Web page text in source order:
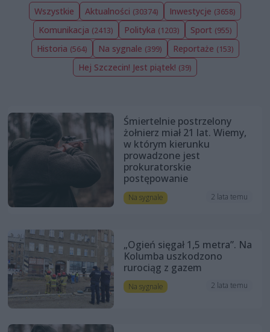
Wszystkie Aktualności (30374) Inwestycje (3658)
Komunikacja (2413) Polityka (1203) Sport (955)
Historia (564) Na sygnale (399) Reportaże (153)
Hej Szczecin! Jest piątek! (39)
Śmiertelnie postrzelony
żołnierz miał 21 lat. Wiemy,
w którym kierunku
prowadzone jest
prokuratorskie
postępowanie
Na sygnale 2 lata temu
„Ogień sięgał 1,5 metra”. Na
Kolumba uszkodzono
rurociąg z gazem
Na sygnale 2 lata temu